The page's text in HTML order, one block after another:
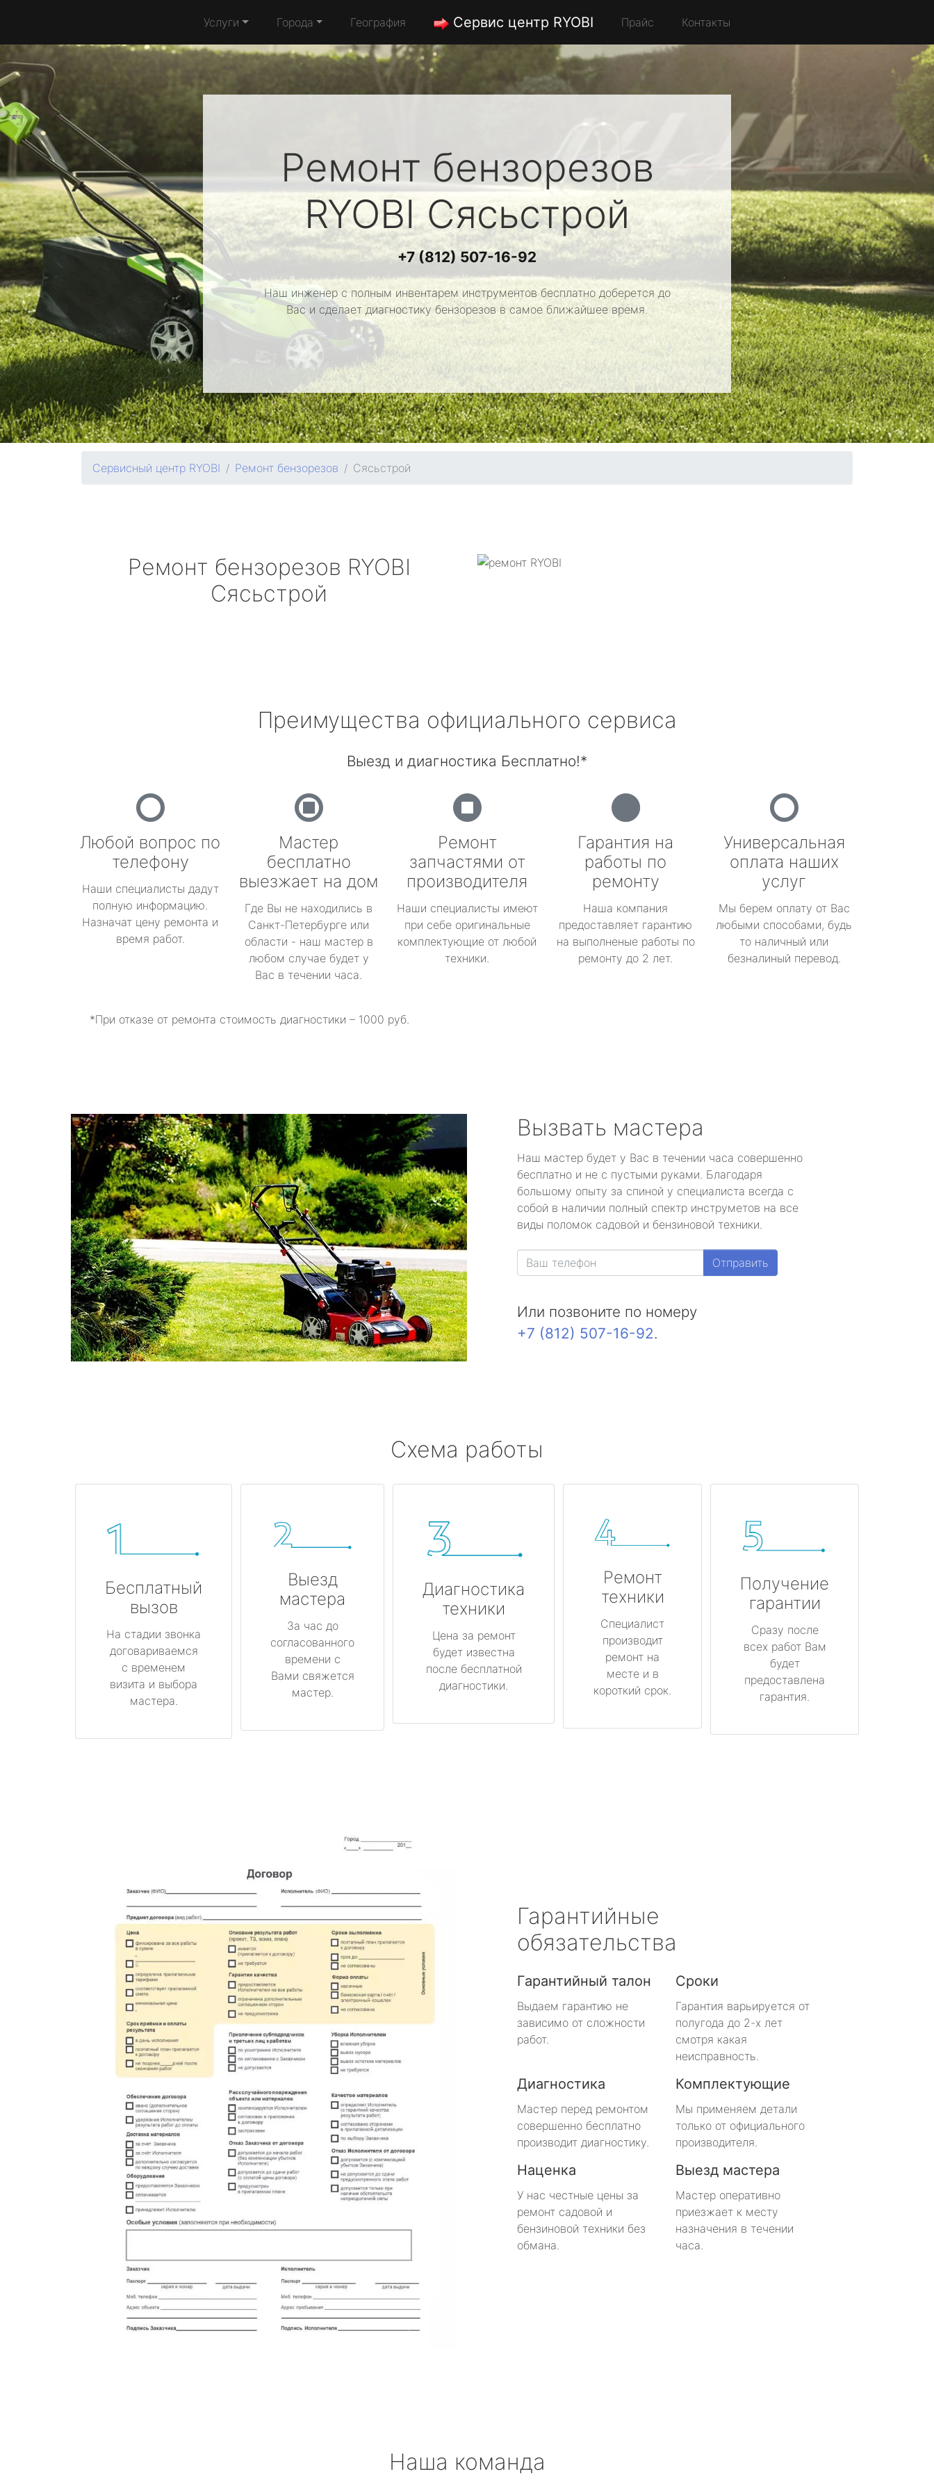
Услуги Города География Сервис центр RYOBI Прайс Контакты
Ремонт бензорезов
RYOBIСясьстрой
+7 (812) 507-16-92
Наш инженер с полным инвентарем инструментов бесплатно доберется до
Вас и сделает диагностику бензорезов в самое ближайшее время.
Сервисный центр RYOBI Ремонт бензорезов Сясьстрой
Ремонт бензорезов RYOBI
Сясьстрой
Преимущества официального сервиса
Выезд и диагностика Бесплатно!*
Любой вопрос по
телефону
Наши специалисты дадут
полную информацию.
Назначат цену ремонта и
время работ.
Мастер
бесплатно
выезжает на дом
Где Вы не находились в
Санкт-Петербурге или
области - наш мастер в
любом случае будет у
Вас в течении часа.
Ремонт
запчастями от
производителя
Наши специалисты имеют
при себе оригинальные
комплектующие от любой
техники.
Гарантия на
работы по
ремонту
Наша компания
предоставляет гарантию
на выполненые работы по
ремонту до 2 лет.
Универсальная
оплата наших
услуг
Мы берем оплату от Вас
любыми способами, будь
то наличный или
безналиный перевод.
*При отказе от ремонта стоимость диагностики – 1000 руб.
Вызвать мастера
Наш мастер будет у Вас в течении часа совершенно
бесплатно и не с пустыми руками. Благодаря
большому опыту за спиной у специалиста всегда с
собой в наличии полный спектр инструметов на все
виды поломок садовой и бензиновой техники.
Отправить
Или позвоните по номеру
+7 (812) 507-16-92.
Схема работы
Бесплатный
вызов
На стадии звонка
договариваемся
с временем
визита и выбора
мастера.
Выезд
мастера
За час до
согласованного
времени с
Вами свяжется
мастер.
Диагностика
техники
Цена за ремонт
будет известна
после бесплатной
диагностики.
Ремонт
техники
Специалист
производит
ремонт на
месте и в
короткий срок.
Получение
гарантии
Сразу после
всех работ Вам
будет
предоставлена
гарантия.
Гарантийные
обязательства
Гарантийный талон
Выдаем гарантию не
зависимо от сложности
работ.
Сроки
Гарантия варьируется от
полугода до 2-х лет
смотря какая
неисправность.
Диагностика
Мастер перед ремонтом
совершенно бесплатно
производит диагностику.
Комплектующие
Мы применяем детали
только от официального
производителя.
Наценка
У нас честные цены за
ремонт садовой и
бензиновой техники без
обмана.
Выезд мастера
Мастер оперативно
приезжает к месту
назначения в течении
часа.
Наша команда